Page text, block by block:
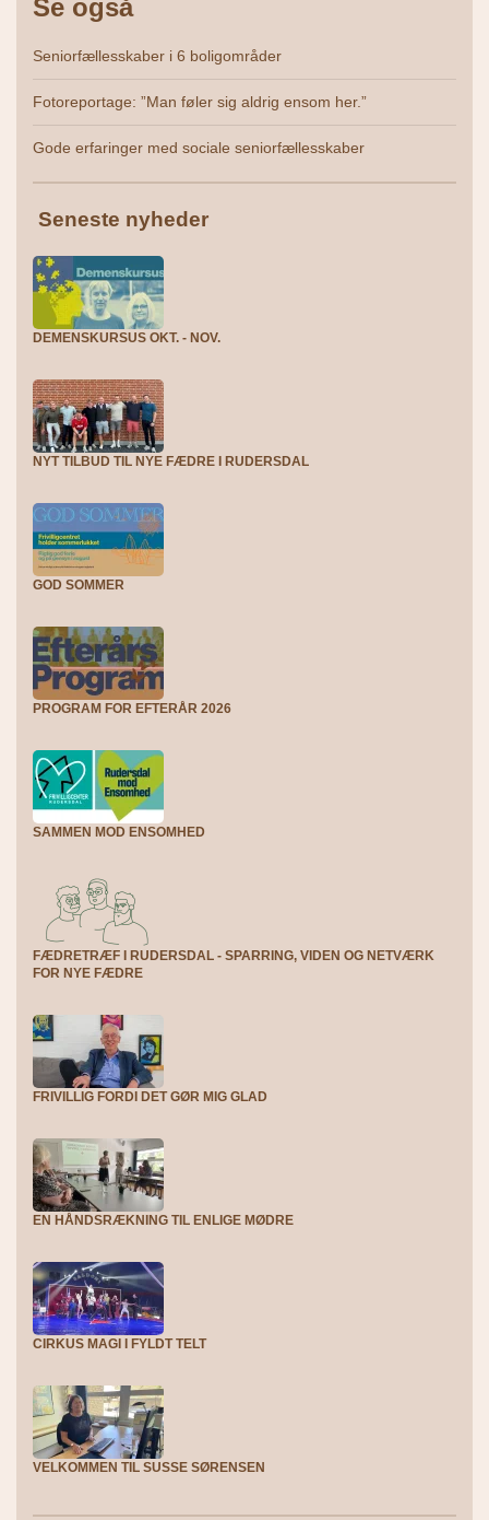
Se også
Seniorfællesskaber i 6 boligområder
Fotoreportage: ”Man føler sig aldrig ensom her.”
Gode erfaringer med sociale seniorfællesskaber
Seneste nyheder
DEMENSKURSUS OKT. - NOV.
NYT TILBUD TIL NYE FÆDRE I RUDERSDAL
GOD SOMMER
PROGRAM FOR EFTERÅR 2026
SAMMEN MOD ENSOMHED
FÆDRETRÆF I RUDERSDAL - SPARRING, VIDEN OG NETVÆRK
FOR NYE FÆDRE
FRIVILLIG FORDI DET GØR MIG GLAD
EN HÅNDSRÆKNING TIL ENLIGE MØDRE
CIRKUS MAGI I FYLDT TELT
VELKOMMEN TIL SUSSE SØRENSEN